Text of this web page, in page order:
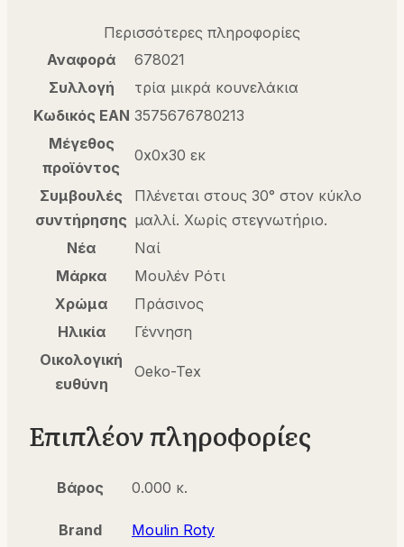
Περισσότερες πληροφορίες
Αναφορά
678021
Συλλογή
τρία μικρά κουνελάκια
Κωδικός EAN 3575676780213
Μέγεθος
προϊόντος
0x0x30 εκ
Συμβουλές
συντήρησης
Πλένεται στους 30° στον κύκλο
μαλλί. Χωρίς στεγνωτήριο.
Νέα
Ναί
Μάρκα
Μουλέν Ρότι
Χρώμα
Πράσινος
Ηλικία
Γέννηση
Οικολογική
ευθύνη
Oeko-Tex
Επιπλέον πληροφορίες
Βάρος 0.000 κ.
Brand Moulin Roty